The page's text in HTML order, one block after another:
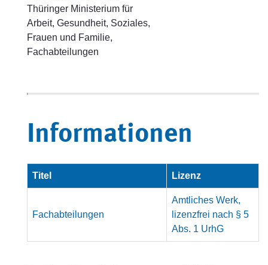
Thüringer Ministerium für
Arbeit, Gesundheit, Soziales,
Frauen und Familie,
Fachabteilungen
Informationen
Titel Lizenz
Fachabteilungen
Amtliches Werk,
lizenzfrei nach § 5
Abs. 1 UrhG